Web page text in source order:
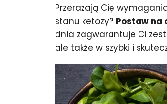
Przerażają Cię
stanu ketozy? Postaw na
dnia zagwarantuje Ci
ale także w szybki i